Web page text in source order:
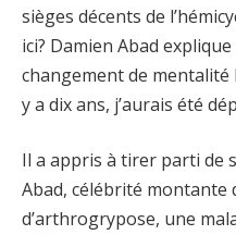
sièges décents de
ici? Damien Abad
changement de mentalité
y a dix ans, j’aurais été
Il a appris à tirer parti de
Abad, célébrité montante
d’arthrogrypose, une